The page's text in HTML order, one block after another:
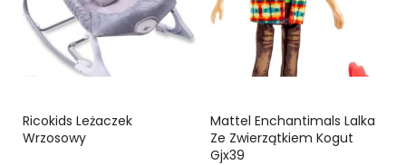
Ricokids Leżaczek
Wrzosowy
Mattel Enchantimals Lalka
Ze Zwierzątkiem Kogut
Gjx39